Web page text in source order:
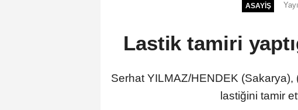
ASAYIŞ
Lastik tamiri
Serhat YILMAZ/HENDEK (Sakarya),
lastiğini tamir